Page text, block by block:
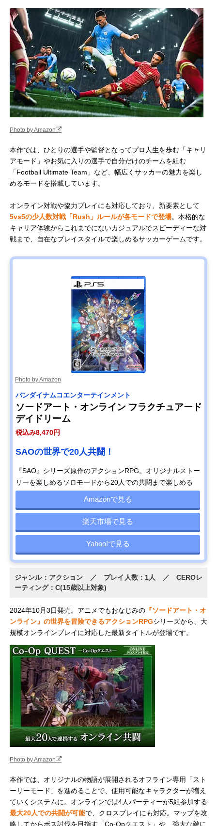
Photo by Amazon
本作では、ひとりの選手や監督となってプロ人生を歩む「キャリ
アモード」やお気に入りの選手で自分だけのチームを組む
「Football Ultimate Team」など、幅広くサッカーの魅力を楽し
めるモードを搭載しています。
オンライン対戦や協力プレイにも対応しており、新要素として
5vs5の少人数対戦「Rush」ルールが各モードで登場。本格的な
キャリア体験からこれまでにないカジュアルでスピーディーな対
戦まで、自在なプレイスタイルで楽しめるサッカーゲームです。
Photo by Amazon
バンダイナムコエンターテインメント
ソードアート・オンライン フラクチュアード
デイドリーム
税込み8,470円
SAOの世界で20人共闘！
『SAO』シリーズ原作のアクションRPG。オリジナルストー
リーを楽しめるソロモードから20人での共闘まで楽しめる
Amazonで見る
楽天市場で見る
Yahoo!で見る
ジャンル：アクション ／ プレイ人数：1人 ／ CEROレ
ーティング：C(15歳以上対象)
2024年10月3日発売。アニメでもおなじみの 『ソードアート・オ
ンライン』の世界を冒険できるアクションRPGシリーズから、大
規模オンラインプレイに対応した最新タイトルが登場です。
Photo by Amazon
本作では、オリジナルの物語が展開されるオフライン専用「スト
ーリーモード」を進めることで、使用可能なキャラクターが増え
ていくシステムに。オンラインでは4人パーティーが5組参加する
最大20人での共闘が可能で、クロスプレイにも対応。マップを攻
略してからボス討伐を目指す「Co-Opクエスト」や、強大な敵に